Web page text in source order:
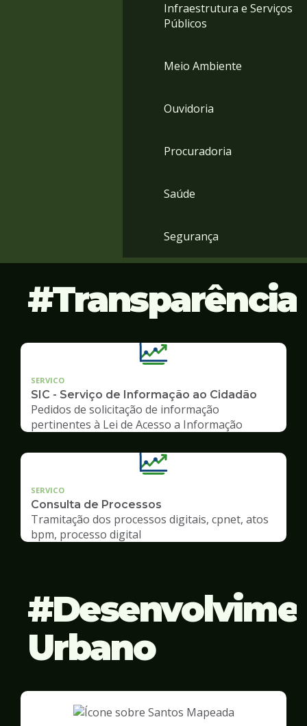
Infraestrutura e Serviços
Públicos
Meio Ambiente
Ouvidoria
Procuradoria
Saúde
Segurança
Transparência
SERVICO
SIC - Serviço de Informação ao Cidadão
Pedidos de solicitação de informação
pertinentes à Lei de Acesso a Informação
SERVICO
Consulta de Processos
Tramitação dos processos digitais, cpnet, atos
bpm, processo digital
Urbano